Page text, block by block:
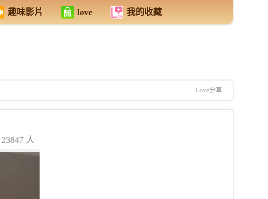
趣味影片 love 我的收藏
Love分享
人